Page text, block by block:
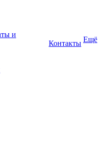
и
Контакты Ещё